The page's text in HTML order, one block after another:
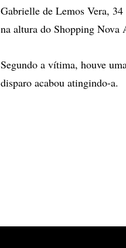
Gabrielle de Lemos Vera,
na altura do Shopping Nova
Segundo a vítima, houve
disparo acabou atingindo-a.